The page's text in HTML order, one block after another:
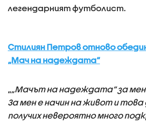
легендарният футболист.
Стилиян Петров отново
„Мач на надеждата“
„„Мачът на надеждата“ за мен
За мен е начин на живот и
получих невероятно много